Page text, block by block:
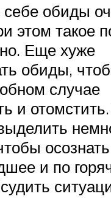
обиды
этом такое
Еще хуже
обиды,
случае
и
осознать
и по